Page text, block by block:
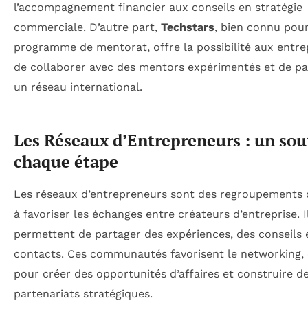
l’accompagnement financier aux conseils en stratégie
commerciale. D’autre part, Techstars, bien connu
programme de mentorat, offre la possibilité aux
de collaborer avec des mentors expérimentés et de
un réseau international.
Les Réseaux d’Entrepreneurs : un
chaque étape
Les réseaux d’entrepreneurs sont des regroupements
à favoriser les échanges entre créateurs d’entreprise.
permettent de partager des expériences, des conseils
contacts. Ces communautés favorisent le networking,
pour créer des opportunités d’affaires et construire
partenariats stratégiques.